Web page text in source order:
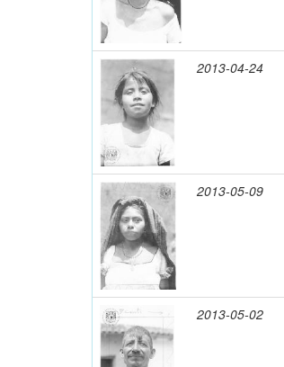
2013-04-24
2013-05-09
2013-05-02